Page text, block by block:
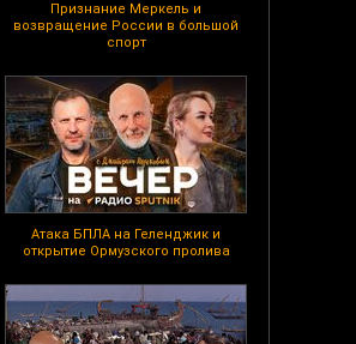
Признание Меркель и
возвращение России в большой
спорт
Атака БПЛА на Геленджик и
открытие Ормузского пролива